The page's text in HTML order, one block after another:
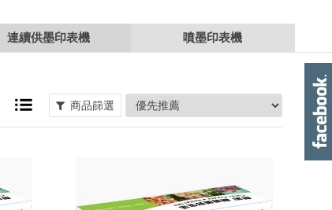
連續供墨印表機 噴墨印表機
商品篩選